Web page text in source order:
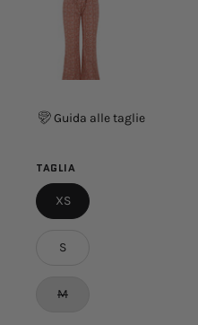
Guida alle taglie
TAGLIA
XS
S
M